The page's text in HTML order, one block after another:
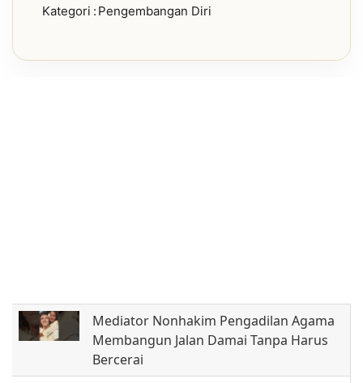
Kategori : Pengembangan Diri
Mediator Nonhakim Pengadilan Agama
Membangun Jalan Damai Tanpa Harus
Bercerai